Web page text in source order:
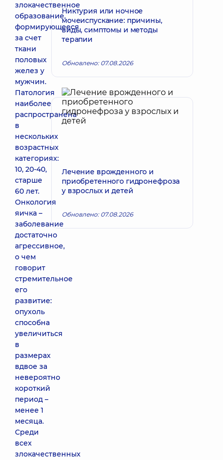
злокачественное
образование,
формирующееся
за счет
ткани
половых
желез у
мужчин.
Патология
наиболее
распространена
в
нескольких
возрастных
категориях:
10, 20-40,
старше
60 лет.
Онкология
яичка –
заболевание
достаточно
агрессивное,
о чем
говорит
стремительное
его
развитие:
опухоль
способна
увеличиться
в
размерах
вдвое за
невероятно
короткий
период –
менее 1
месяца.
Среди
всех
злокачественных
Никтурия или ночное
мочеиспускание: причины,
виды, симптомы и методы
терапии
Обновлено: 07.08.2026
Лечение врожденного и
приобретенного гидронефроза
у взрослых и детей
Обновлено: 07.08.2026